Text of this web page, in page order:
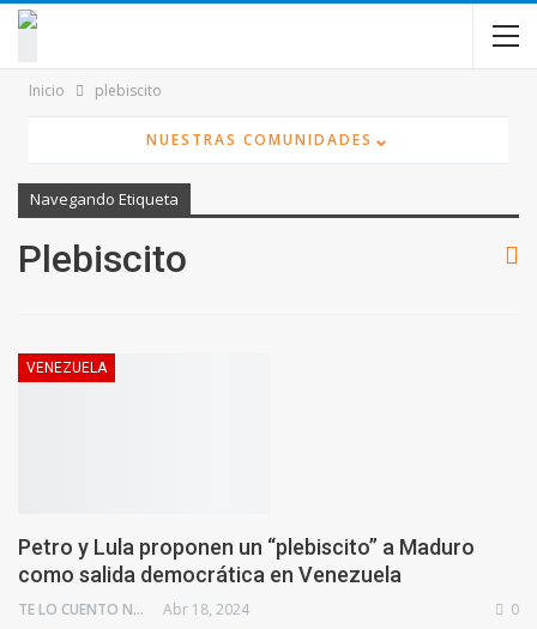
contenido
Inicio plebiscito
NUESTRAS COMUNIDADES ⌄
Navegando Etiqueta
Plebiscito
VENEZUELA
Petro y Lula proponen un “plebiscito” a Maduro
como salida democrática en Venezuela
TE LO CUENTO NEWS Abr 18, 2024 0